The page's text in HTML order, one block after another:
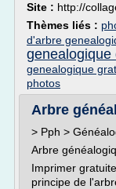
Site : http://
Thèmes liés :
d'arbre
genealogique
genealogique
photos
Arbre
> Pph >
Arbre
Imprimer
principe de